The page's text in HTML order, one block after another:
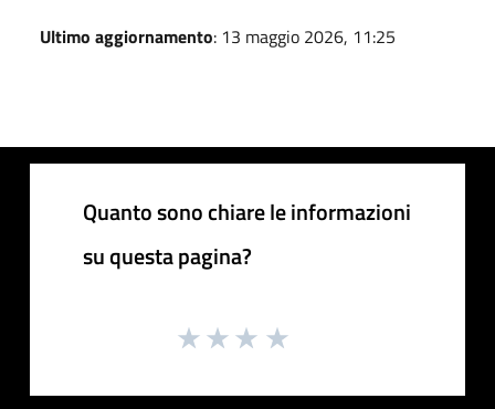
Ultimo aggiornamento: 13 maggio 2026, 11:25
Quanto sono chiare le informazioni
su questa pagina?